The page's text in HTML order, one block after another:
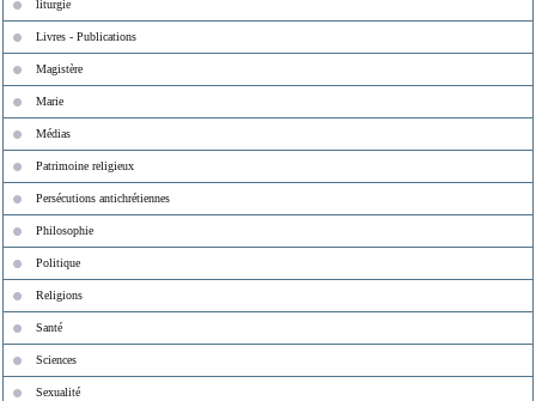
liturgie
Livres - Publications
Magistère
Marie
Médias
Patrimoine religieux
Persécutions antichrétiennes
Philosophie
Politique
Religions
Santé
Sciences
Sexualité